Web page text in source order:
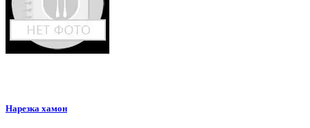
Нарезка хамон